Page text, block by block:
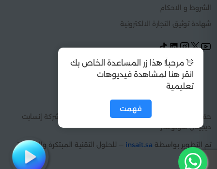
👋 مرحباً! هذا زر المساعدة الخاص بك
انقر هنا لمشاهدة فيديوهات
تعليمية
فهمت
الشروط و الاحكام
شهادة توثيق التجارة الالكترونية
حقوق الطبع والنشر 2026 © كل الحقوق محفوظة شركة إنسايت
ديجيتال سولوشنز
تم التطوير بواسطة insait.sa — للحلول التقنية المبتكرة والإبداعية